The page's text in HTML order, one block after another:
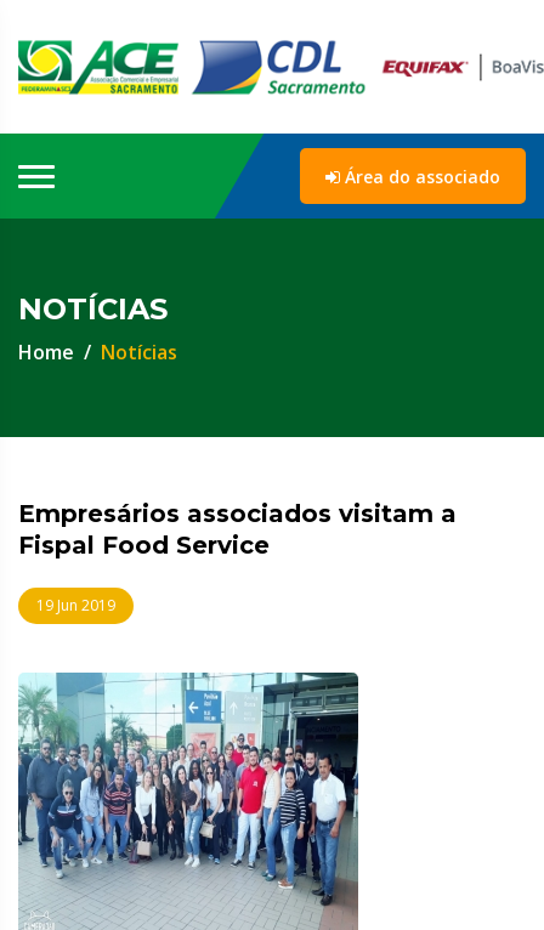
Área do associado
NOTÍCIAS
Home Notícias
Empresários associados visitam a
Fispal Food Service
19 Jun 2019